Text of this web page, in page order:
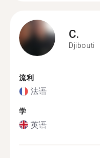
C.
Djibouti
流利
法语
学
英语